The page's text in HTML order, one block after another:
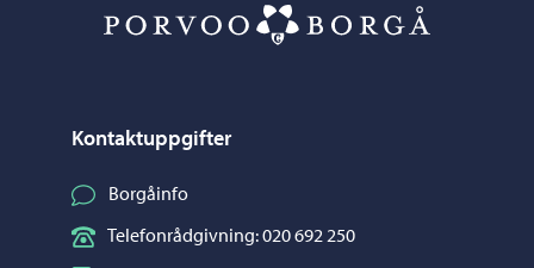
Kontaktuppgifter
Borgåinfo
Telefonrådgivning: 020 692 250